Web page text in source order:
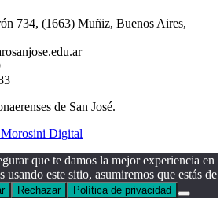
734, (1663) Muñiz, Buenos Aires,
de San José.
Digital
que te damos la mejor experiencia en
usando este sitio, asumiremos que estás de
Rechazar Política de privacidad